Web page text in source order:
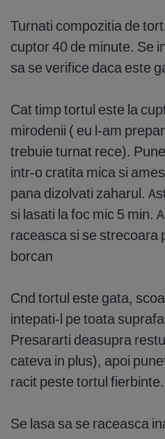
Turnati compozitia de
cuptor 40 de minute. Se
sa se verifice daca este
Cat timp tortul este la
mirodenii ( eu l-am
trebuie turnat rece).
intr-o cratita mica si
pana dizolvati zaharul.
si lasati la foc mic 5 min.
raceasca si se strecoara
borcan
Cnd tortul este gata,
intepati-l pe toata
Presararti deasupra
cateva in plus), apoi
racit peste tortul fierbinte.
Se lasa sa se raceasca